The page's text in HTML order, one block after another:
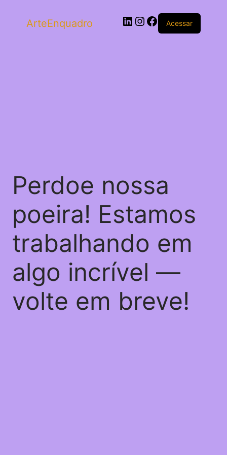
ArteEnquadro Acessar
Perdoe nossa
poeira! Estamos
trabalhando em
algo incrível —
volte em breve!